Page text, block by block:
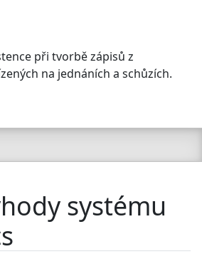
při tvorbě zápisů z
na jednáních a schůzích.
systému